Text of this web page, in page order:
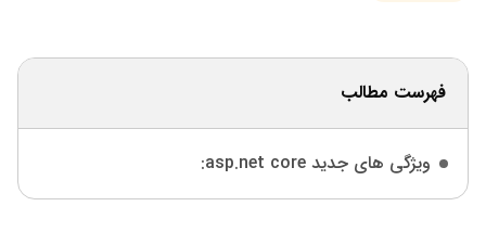
فهرست مطالب
ویژگی های جدید asp.net core: